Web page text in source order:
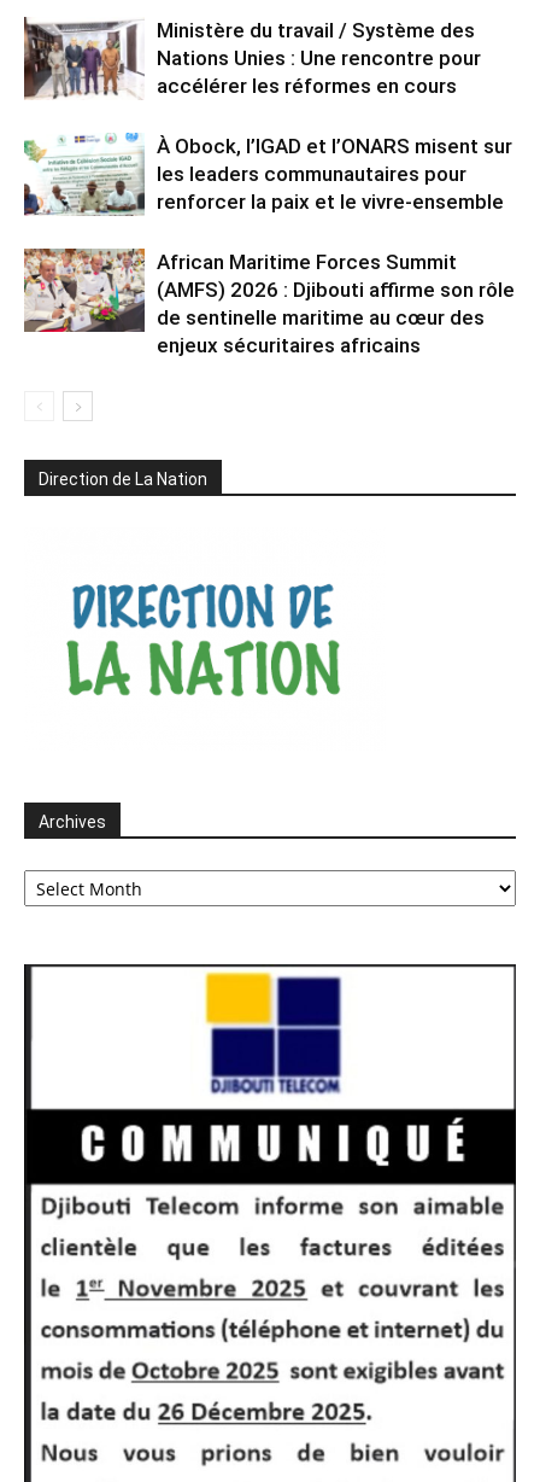
Ministère du travail / Système des
Nations Unies : Une rencontre pour
accélérer les réformes en cours
À Obock, l’IGAD et l’ONARS misent sur
les leaders communautaires pour
renforcer la paix et le vivre-ensemble
African Maritime Forces Summit
(AMFS) 2026 : Djibouti affirme son rôle
de sentinelle maritime au cœur des
enjeux sécuritaires africains
Direction de La Nation
Archives
Archives